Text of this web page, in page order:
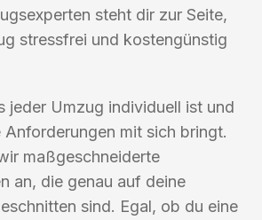
steht dir zur Seite,
stressfrei und kostengünstig
jeder Umzug individuell ist und
Anforderungen mit sich bringt.
maßgeschneiderte
an, die genau auf deine
sind. Egal, ob du eine